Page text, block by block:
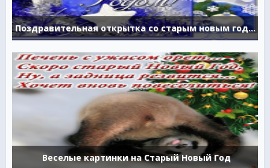
Поздравительная открытка со старым новым годом
Веселые картинки на Старый Новый Год